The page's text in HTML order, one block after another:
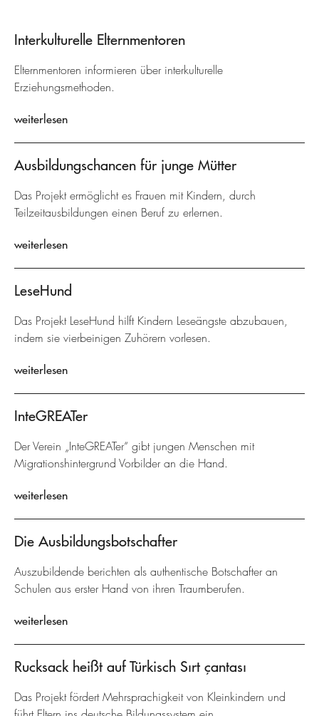
Interkulturelle Elternmentoren
Elternmentoren informieren über interkulturelle
Erziehungsmethoden.
weiterlesen
Ausbildungschancen für junge Mütter
Das Projekt ermöglicht es Frauen mit Kindern, durch
Teilzeitausbildungen einen Beruf zu erlernen.
weiterlesen
LeseHund
Das Projekt LeseHund hilft Kindern Leseängste abzubauen,
indem sie vierbeinigen Zuhörern vorlesen.
weiterlesen
InteGREATer
Der Verein „InteGREATer“ gibt jungen Menschen mit
Migrationshintergrund Vorbilder an die Hand.
weiterlesen
Die Ausbildungsbotschafter
Auszubildende berichten als authentische Botschafter an
Schulen aus erster Hand von ihren Traumberufen.
weiterlesen
Rucksack heißt auf Türkisch Sırt çantası
Das Projekt fördert Mehrsprachigkeit von Kleinkindern und